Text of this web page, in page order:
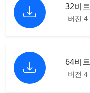
32비트
버전 4
64비트
버전 4